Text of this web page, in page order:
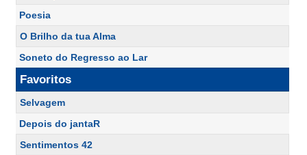
Poesia
O Brilho da tua Alma
Soneto do Regresso ao Lar
Favoritos
Selvagem
Depois do jantaR
Sentimentos 42